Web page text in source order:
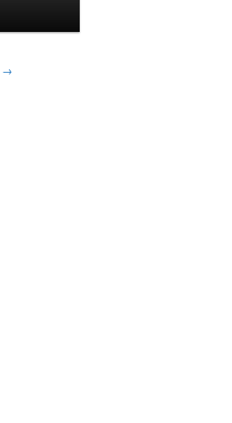
→